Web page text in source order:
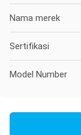
Nama merek
Sertifikasi
Model Number